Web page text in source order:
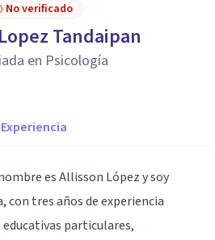
No verificado
Tandaipan
en Psicología
Experiencia
es Allisson López y soy
con tres años de experiencia
particulares,